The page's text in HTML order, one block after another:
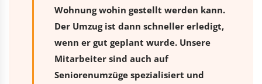
Wohnung wohin gestellt werden kann.
Der Umzug ist dann schneller erledigt,
wenn er gut geplant wurde. Unsere
Mitarbeiter sind auch auf
Seniorenumzüge spezialisiert und